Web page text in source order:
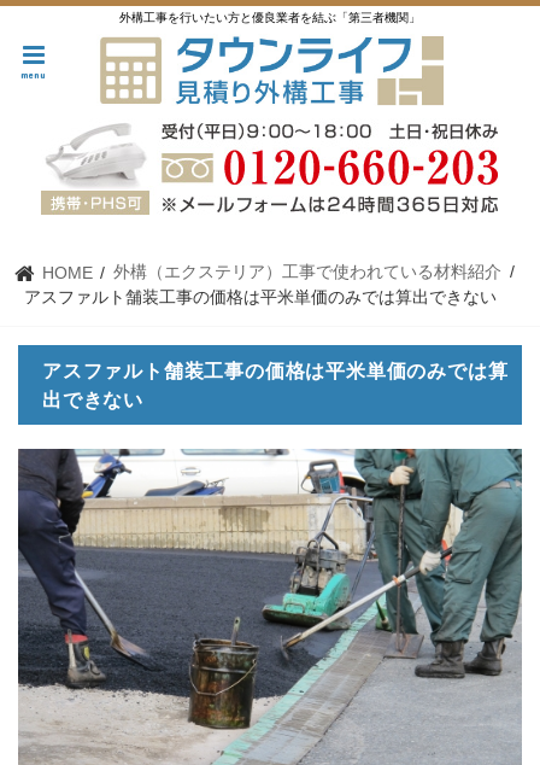
外構工事を行いたい方と優良業者を結ぶ「第三者機関」
menu
HOME
外構（エクステリア）工事で使われている材料紹介
アスファルト舗装工事の価格は平米単価のみでは算出できない
アスファルト舗装工事の価格は平米単価のみでは算
出できない